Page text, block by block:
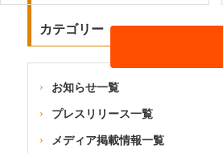
カテゴリー
お知らせ一覧
プレスリリース一覧
メディア掲載情報一覧